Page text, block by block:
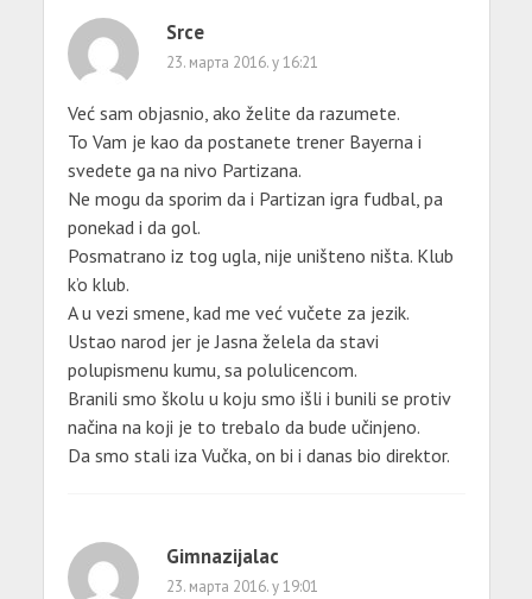
Srce
23. марта 2016. у 16:21
Već sam objasnio, ako želite da razumete.
To Vam je kao da postanete trener Bayerna i
svedete ga na nivo Partizana.
Ne mogu da sporim da i Partizan igra fudbal, pa
ponekad i da gol.
Posmatrano iz tog ugla, nije uništeno ništa. Klub
k’o klub.
A u vezi smene, kad me već vučete za jezik.
Ustao narod jer je Jasna želela da stavi
polupismenu kumu, sa polulicencom.
Branili smo školu u koju smo išli i bunili se protiv
načina na koji je to trebalo da bude učinjeno.
Da smo stali iza Vučka, on bi i danas bio direktor.
Gimnazijalac
23. марта 2016. у 19:01